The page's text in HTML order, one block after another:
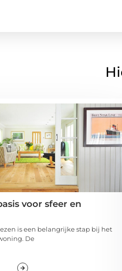
voor sfeer en
is een belangrijke stap bij het
De